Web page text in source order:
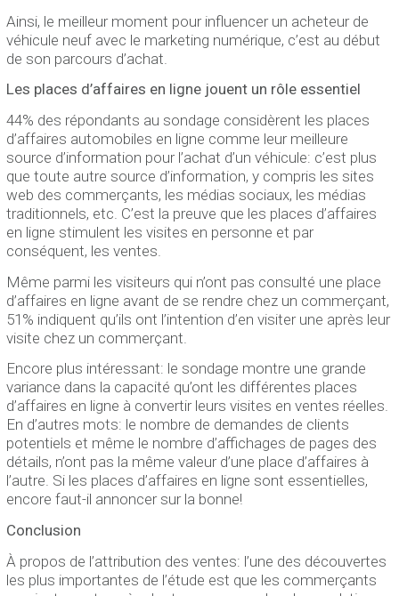
Ainsi, le meilleur moment pour influencer un acheteur de
véhicule neuf avec le marketing numérique, c’est au début
de son parcours d’achat.
Les places d’affaires en ligne jouent un rôle essentiel
44% des répondants au sondage considèrent les places
d’affaires automobiles en ligne comme leur meilleure
source d’information pour l’achat d’un véhicule: c’est plus
que toute autre source d’information, y compris les sites
web des commerçants, les médias sociaux, les médias
traditionnels, etc. C’est la preuve que les places d’affaires
en ligne stimulent les visites en personne et par
conséquent, les ventes.
Même parmi les visiteurs qui n’ont pas consulté une place
d’affaires en ligne avant de se rendre chez un commerçant,
51% indiquent qu’ils ont l’intention d’en visiter une après leur
visite chez un commerçant.
Encore plus intéressant: le sondage montre une grande
variance dans la capacité qu’ont les différentes places
d’affaires en ligne à convertir leurs visites en ventes réelles.
En d’autres mots: le nombre de demandes de clients
potentiels et même le nombre d’affichages de pages des
détails, n’ont pas la même valeur d’une place d’affaires à
l’autre. Si les places d’affaires en ligne sont essentielles,
encore faut-il annoncer sur la bonne!
Conclusion
À propos de l’attribution des ventes: l’une des découvertes
les plus importantes de l’étude est que les commerçants